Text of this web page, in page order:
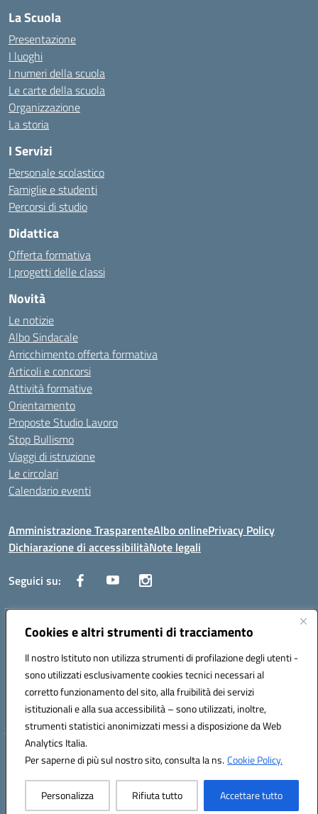
Cookies e altri strumenti di tracciamento
Il nostro Istituto non utilizza strumenti di profilazione degli utenti -
sono utilizzati esclusivamente cookies tecnici necessari al
corretto funzionamento del sito, alla fruibilità dei servizi
istituzionali e alla sua accessibilità – sono utilizzati, inoltre,
strumenti statistici anonimizzati messi a disposizione da Web
Analytics Italia.
Per saperne di più sul nostro sito, consulta la ns.Cookie Policy.
Personalizza Rifiuta tutto Accettare tutto
La Scuola
Presentazione
I luoghi
I numeri della scuola
Le carte della scuola
Organizzazione
La storia
I Servizi
Personale scolastico
Famiglie e studenti
Percorsi di studio
Didattica
Offerta formativa
I progetti delle classi
Novità
Le notizie
Albo Sindacale
Arricchimento offerta formativa
Articoli e concorsi
Attività formative
Orientamento
Proposte Studio Lavoro
Stop Bullismo
Viaggi di istruzione
Le circolari
Calendario eventi
Amministrazione TrasparenteAlbo onlinePrivacy Policy
Dichiarazione di accessibilitàNote legali
Seguici su:
Indirizzo:Corso Fornari, 1 - 70056 Molfetta
Posta elettronica certificata (PEC):BARH04000D@pec.istruzione.it
Codice fiscale: 93249230728
Codice meccanografico: BARH04000D
Hosting & Powered by 3D Solution S.r.l.
Concept & Design by Designers Italia